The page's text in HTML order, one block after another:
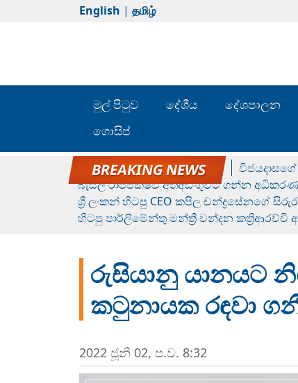
English | தமிழ்
මුල් පිටුව දේශීය දේශපාලන
ගොසිප්
රන් ගෙනා රුමේෂ්ගේ හෙල්ලය
බැසිල් රාජපක්ෂව අත්අඩංගුවට ගන්න
ශ්‍රී ලංකන් හිටපු CEO කපිල චන්ද්‍රසේනගේ
හිටපු පාර්ලිමේන්තු මන්ත්‍රී චන්දන කත්‍රිආරච්චි
රුසියානු යානයට
කටුනායක රඳවා
2022 ජූනි 02, ප.ව. 8:32